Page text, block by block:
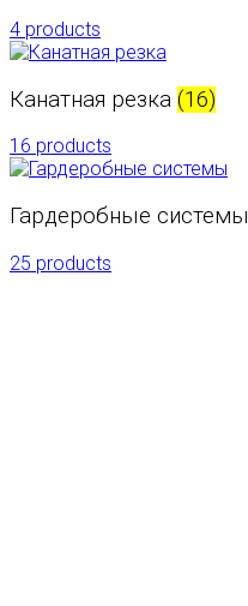
4 products
Канатная резка (16)
16 products
Гардеробные системы
25 products